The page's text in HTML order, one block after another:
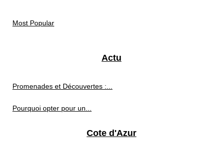
Most Popular
Actu
Promenades et Découvertes :...
Pourquoi opter pour un...
Cote d'Azur